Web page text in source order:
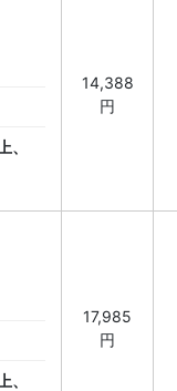
14,388
円
17,985
円